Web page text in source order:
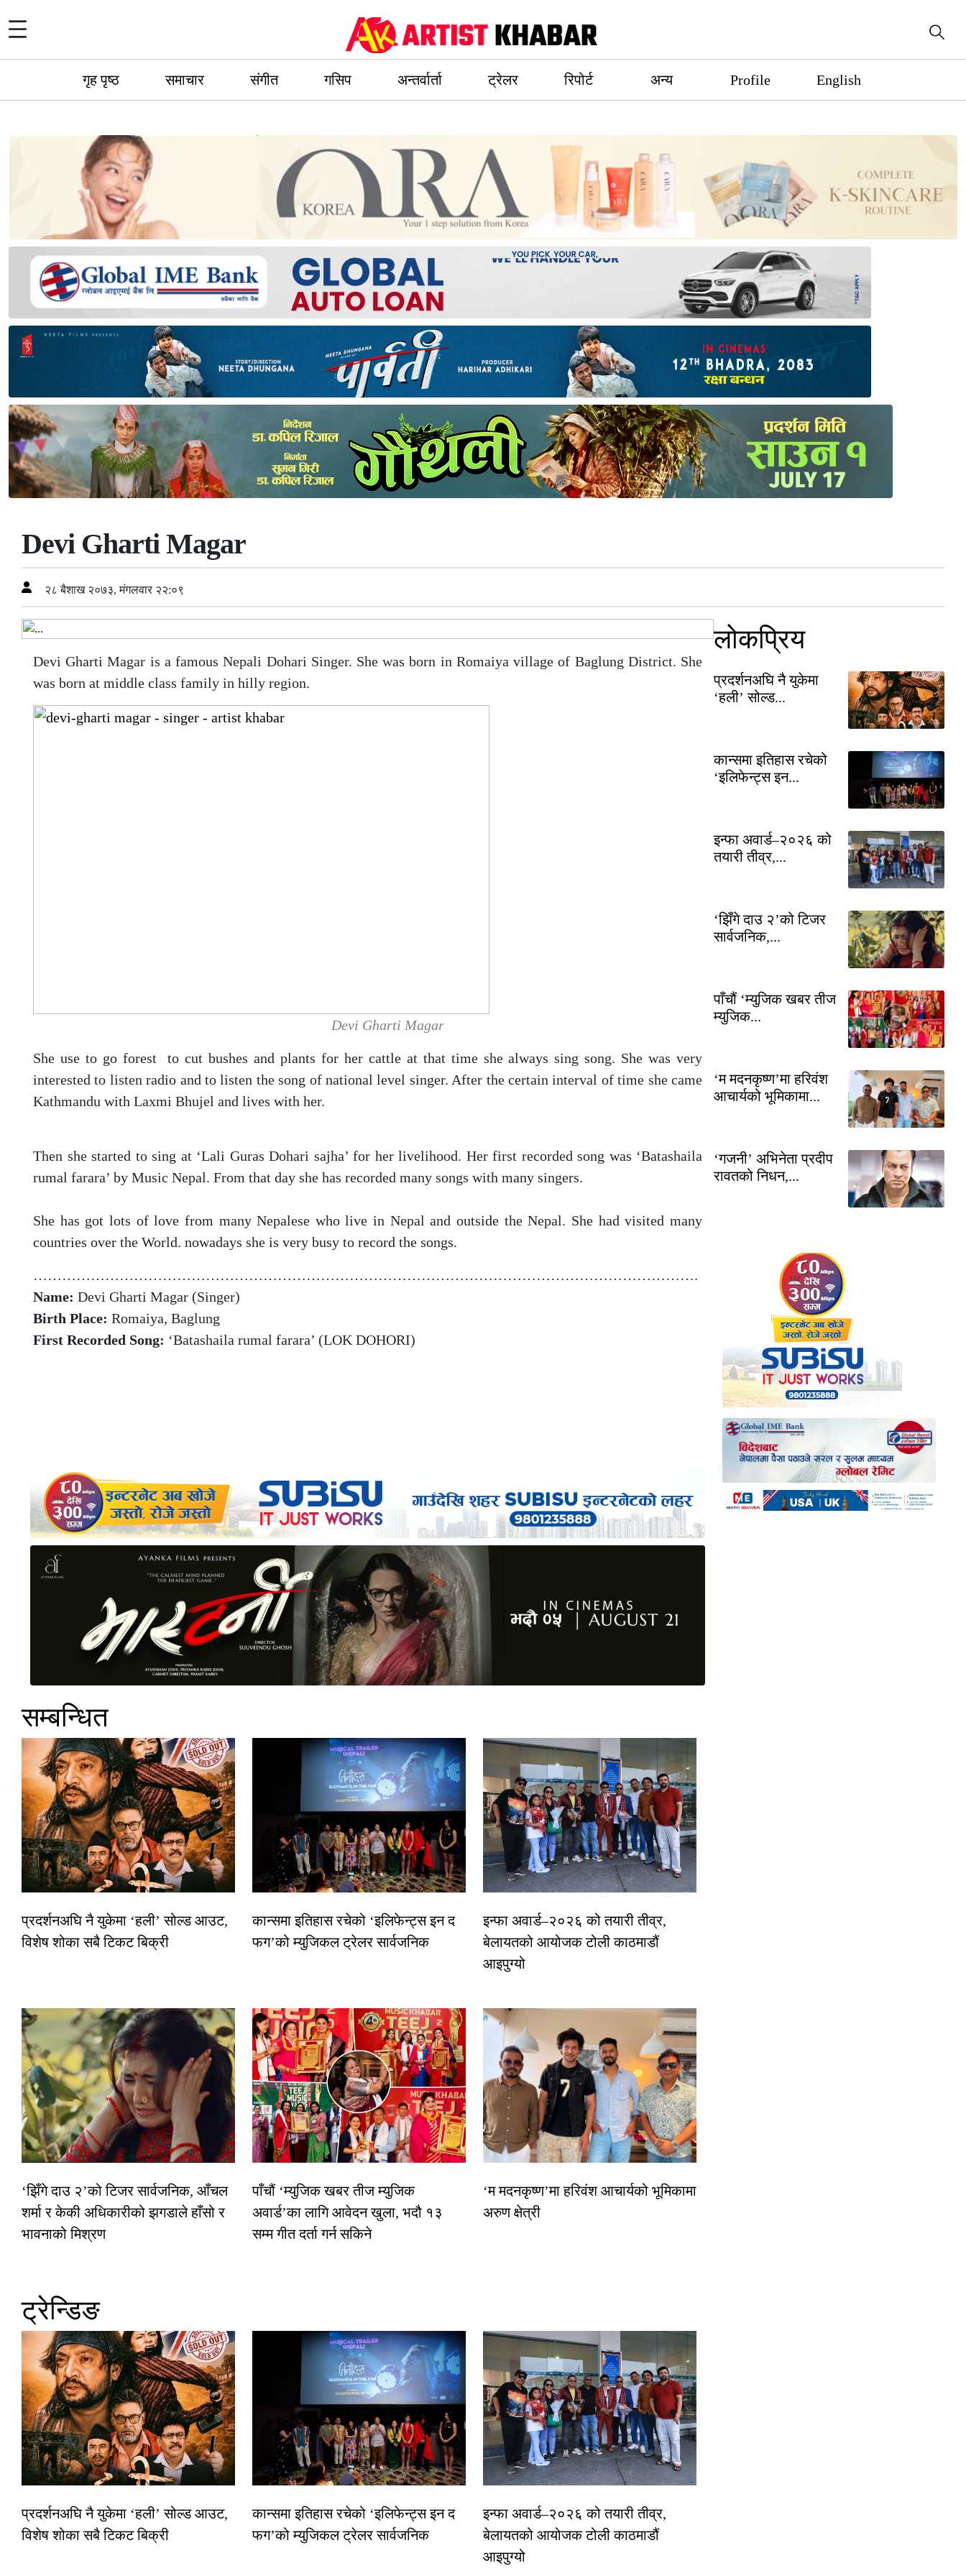
गृह पृष्ठ समाचार संगीत गसिप अन्तर्वार्ता ट्रेलर रिपोर्ट अन्य Profile English
Devi Gharti Magar
२८ बैशाख २०७३, मंगलवार २२:०९
Devi Gharti Magar is a famous Nepali Dohari Singer. She was born in Romaiya village of Baglung District. She
was born at middle class family in hilly region.
Devi Gharti Magar
She use to go forest to cut bushes and plants for her cattle at that time she always sing song. She was very
interested to listen radio and to listen the song of national level singer. After the certain interval of time she came
Kathmandu with Laxmi Bhujel and lives with her.
Then she started to sing at ‘Lali Guras Dohari sajha’ for her livelihood. Her first recorded song was ‘Batashaila
rumal farara’ by Music Nepal. From that day she has recorded many songs with many singers.
She has got lots of love from many Nepalese who live in Nepal and outside the Nepal. She had visited many
countries over the World. nowadays she is very busy to record the songs.
………………………………………………………………………………………………………………………….
Name: Devi Gharti Magar (Singer)
Birth Place: Romaiya, Baglung
First Recorded Song: ‘Batashaila rumal farara’ (LOK DOHORI)
सम्बन्धित
प्रदर्शनअघि नै युकेमा ‘हली’ सोल्ड आउट,
विशेष शोका सबै टिकट बिक्री
कान्समा इतिहास रचेको ‘इलिफेन्ट्स इन द
फग’को म्युजिकल ट्रेलर सार्वजनिक
इन्फा अवार्ड–२०२६ को तयारी तीव्र,
बेलायतको आयोजक टोली काठमाडौं
आइपुग्यो
‘झिँगे दाउ २’को टिजर सार्वजनिक, आँचल
शर्मा र केकी अधिकारीको झगडाले हाँसो र
भावनाको मिश्रण
पाँचौं ‘म्युजिक खबर तीज म्युजिक
अवार्ड’का लागि आवेदन खुला, भदौ १३
सम्म गीत दर्ता गर्न सकिने
‘म मदनकृष्ण’मा हरिवंश आचार्यको भूमिकामा
अरुण क्षेत्री
ट्रेन्डिङ
प्रदर्शनअघि नै युकेमा ‘हली’ सोल्ड आउट,
विशेष शोका सबै टिकट बिक्री
कान्समा इतिहास रचेको ‘इलिफेन्ट्स इन द
फग’को म्युजिकल ट्रेलर सार्वजनिक
इन्फा अवार्ड–२०२६ को तयारी तीव्र,
बेलायतको आयोजक टोली काठमाडौं
आइपुग्यो
लोकप्रिय
प्रदर्शनअघि नै युकेमा
‘हली’ सोल्ड...
कान्समा इतिहास रचेको
‘इलिफेन्ट्स इन...
इन्फा अवार्ड–२०२६ को
तयारी तीव्र,...
‘झिँगे दाउ २’को टिजर
सार्वजनिक,...
पाँचौं ‘म्युजिक खबर तीज
म्युजिक...
‘म मदनकृष्ण’मा हरिवंश
आचार्यको भूमिकामा...
‘गजनी’ अभिनेता प्रदीप
रावतको निधन,...